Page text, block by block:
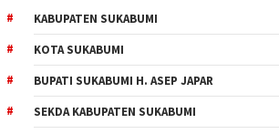
KABUPATEN SUKABUMI
KOTA SUKABUMI
BUPATI SUKABUMI H. ASEP JAPAR
SEKDA KABUPATEN SUKABUMI